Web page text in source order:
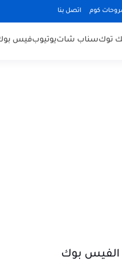
كوم اتصل بنا
توكسناب شاتيوتيوبفيس
الفيس بوك